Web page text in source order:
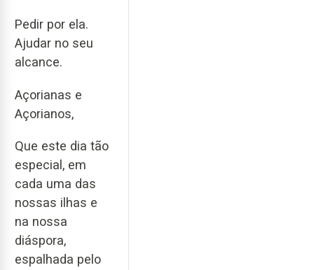
Pedir por ela.
Ajudar no seu
alcance.
Açorianas e
Açorianos,
Que este dia tão
especial, em
cada uma das
nossas ilhas e
na nossa
diáspora,
espalhada pelo